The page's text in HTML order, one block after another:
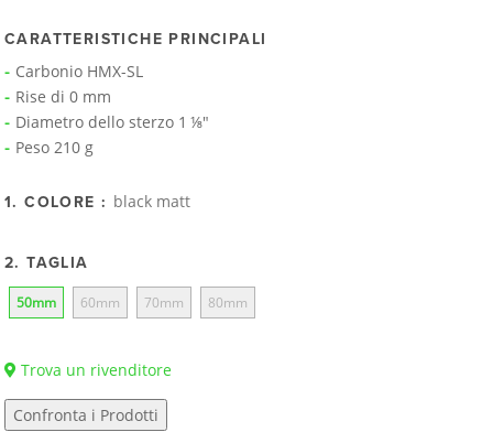
CARATTERISTICHE PRINCIPALI
Carbonio HMX-SL
Rise di 0 mm
Diametro dello sterzo 1 ⅛"
Peso 210 g
1. COLORE : black matt
2. TAGLIA
50mm 60mm 70mm 80mm
Trova un rivenditore
Confronta i Prodotti